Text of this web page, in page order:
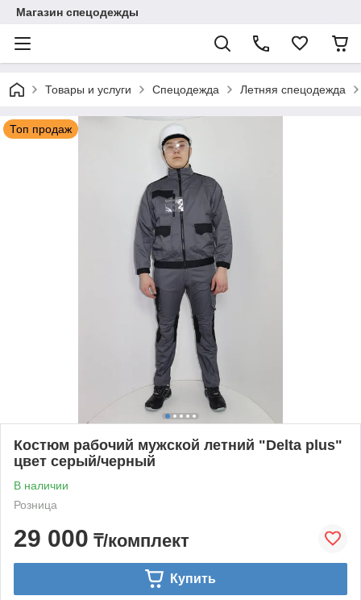
Магазин спецодежды
Товары и услуги Спецодежда Летняя спецодежда
Топ продаж
Костюм рабочий мужской летний "Delta plus"
цвет серый/черный
В наличии
Розница
29 000 ₸/комплект
Купить